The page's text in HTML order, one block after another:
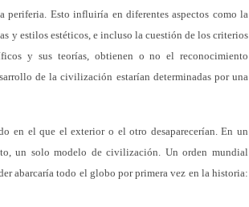
periferia. Esto influiría en diferentes aspectos como la
y estilos estéticos, e incluso la cuestión de los criterios
y sus teorías, obtienen o no el reconocimiento
de la civilización estarían determinadas por una
en el que el exterior o el otro desaparecerían. En un
un solo modelo de civilización. Un orden mundial
abarcaría todo el globo por primera vez en la historia: